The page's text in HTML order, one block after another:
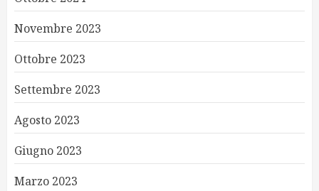
Novembre 2023
Ottobre 2023
Settembre 2023
Agosto 2023
Giugno 2023
Marzo 2023